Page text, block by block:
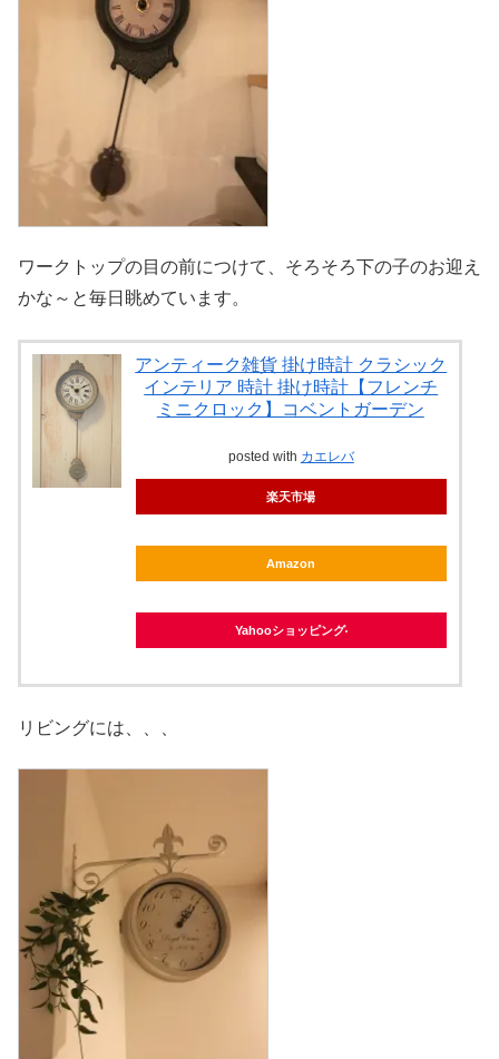
ワークトップの目の前につけて、そろそろ下の子のお迎え
かな～と毎日眺めています。
アンティーク雑貨 掛け時計 クラシック
インテリア 時計 掛け時計【フレンチ
ミニクロック】コベントガーデン
posted with カエレバ
楽天市場
Amazon
Yahooショッピング
リビングには、、、